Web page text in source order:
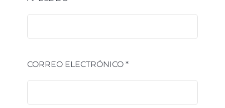
CORREO ELECTRÓNICO *